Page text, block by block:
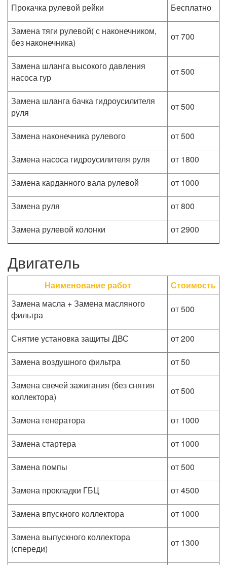
Прокачка рулевой рейки
Бесплатно
Замена тяги рулевой( с наконечником,
без наконечника)
от 700
Замена шланга высокого давления
насоса гур
от 500
Замена шланга бачка гидроусилителя
руля
от 500
Замена наконечника рулевого
от 500
Замена насоса гидроусилителя руля
от 1800
Замена карданного вала рулевой
от 1000
Замена руля
от 800
Замена рулевой колонки
от 2900
Двигатель
Наименование работ
Стоимость
Замена масла + Замена масляного
фильтра
от 500
Снятие установка защиты ДВС
от 200
Замена воздушного фильтра
от 50
Замена свечей зажигания (без снятия
коллектора)
от 500
Замена генератора
от 1000
Замена стартера
от 1000
Замена помпы
от 500
Замена прокладки ГБЦ
от 4500
Замена впускного коллектора
от 1000
Замена выпускного коллектора
(спереди)
от 1300